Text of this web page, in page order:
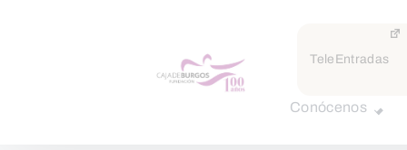
TeleEntradas
Conócenos